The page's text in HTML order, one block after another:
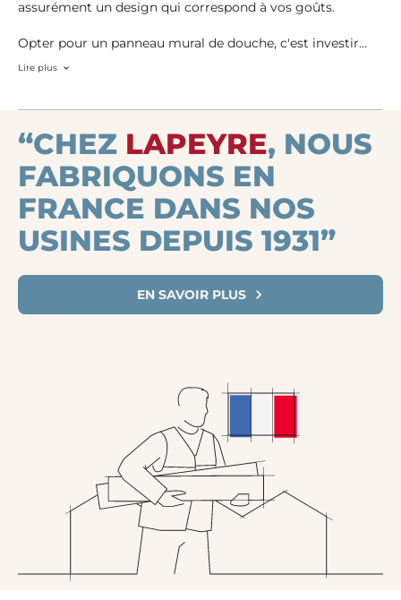
assurément un design qui correspond à vos goûts.
Opter pour un panneau mural de douche, c'est investir
dans un
optimale.
Lire plus
“CHEZ LAPEYRE, NOUS
FABRIQUONS EN
FRANCE DANS NOS
USINES DEPUIS 1931”
EN SAVOIR PLUS